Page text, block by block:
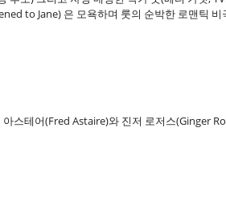
to Jane) 은 모욕하며 룻의 순박한 로맨틱
테어(Fred Astaire)와 진저 로저스(Ginger